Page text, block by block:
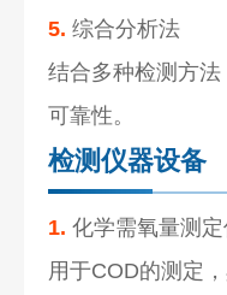
5. 综合分析法
结合多种检测方
可靠性。
检测仪器设备
1. 化学需氧量测定
用于COD的测定